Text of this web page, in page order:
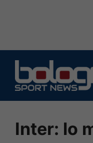
contenuto
Inter: lo